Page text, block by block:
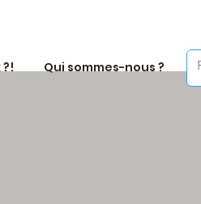
?! Qui sommes-nous ?